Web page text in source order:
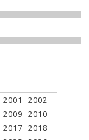
2001
2002
2009 2010
2017 2018